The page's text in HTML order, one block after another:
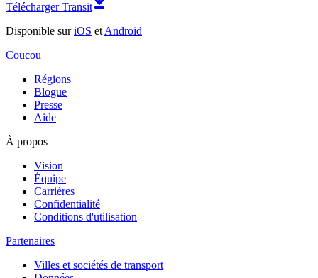
Télécharger Transit
Disponible suriOS et Android
Coucou
Régions
Blogue
Presse
Aide
À propos
Vision
Équipe
Carrières
Confidentialité
Conditions d'utilisation
Partenaires
Villes et sociétés de transport